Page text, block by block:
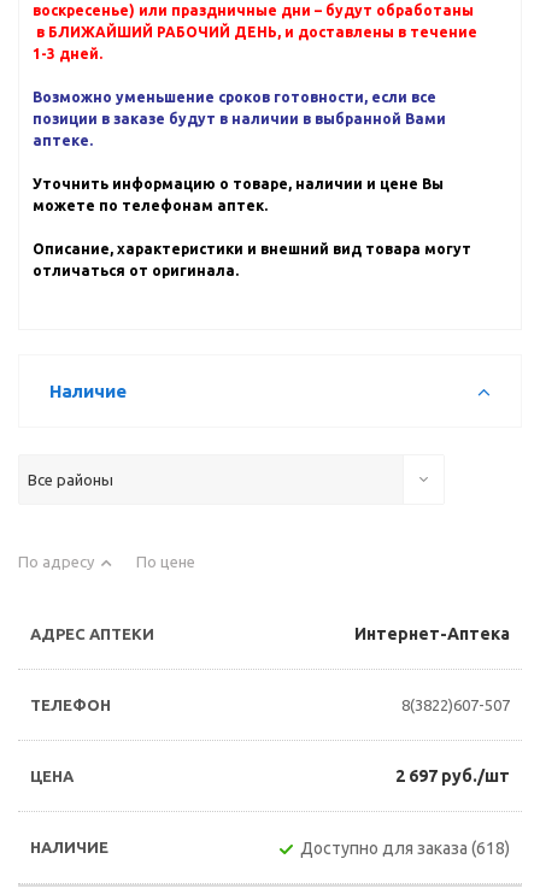
воскресенье) или праздничные дни – будут обработаны
в БЛИЖАЙШИЙ РАБОЧИЙ ДЕНЬ, и доставлены в течение
1-3 дней.
Возможно уменьшение сроков готовности, если все
позиции в заказе будут в наличии в выбранной Вами
аптеке.
Уточнить информацию о товаре, наличии и цене Вы
можете по телефонам аптек.
Описание, характеристики и внешний вид товара могут
отличаться от оригинала.
Наличие
Все районы
По адресу По цене
Интернет-Аптека
8(3822)607-507
2 697 руб./шт
Доступно для заказа (618)